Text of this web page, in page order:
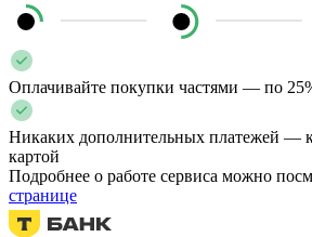
Оплачивайте покупки частями — по
Никаких дополнительных платежей —
картой
Подробнее о работе сервиса можно
странице